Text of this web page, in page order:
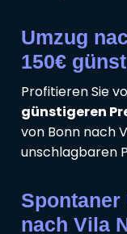
Umzug
150€
Profitieren Sie
günstigeren
von Bonn nach
unschlagbaren
Spontaner
nach Vila